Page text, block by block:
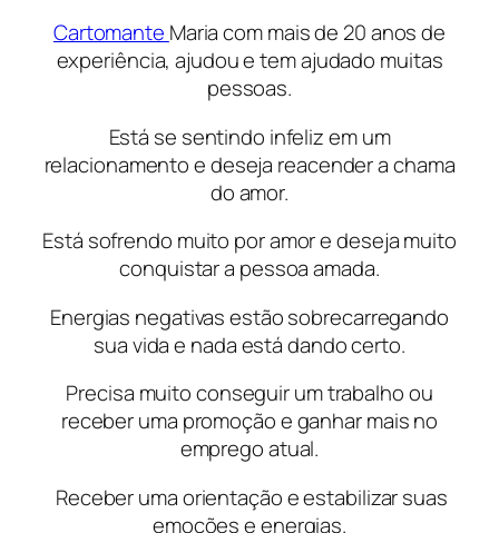
Cartomante Maria com mais de 20 anos de
experiência, ajudou e tem ajudado muitas
pessoas.
Está se sentindo infeliz em um
relacionamento e deseja reacender a chama
do amor.
Está sofrendo muito por amor e deseja muito
conquistar a pessoa amada.
Energias negativas estão sobrecarregando
sua vida e nada está dando certo.
Precisa muito conseguir um trabalho ou
receber uma promoção e ganhar mais no
emprego atual.
Receber uma orientação e estabilizar suas
emoções e energias.